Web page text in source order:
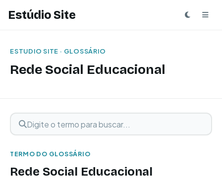
Estúdio Site
ESTUDIO SITE · GLOSSÁRIO
Rede Social Educacional
Buscar termo
Digite o termo para buscar
TERMO DO GLOSSÁRIO
Rede Social Educacional